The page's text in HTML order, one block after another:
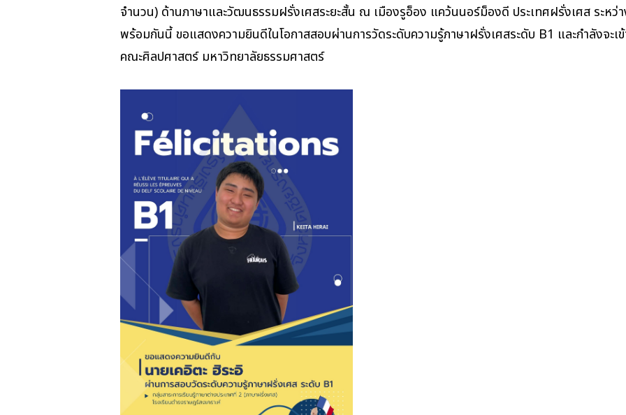
จำนวน) ด้านภาษาและวัฒนธรรมฝรั่งเศสระยะสั้น ณ เมืองรูอ็อง แคว้นนอร์ม็องดี ประเทศฝรั่งเศส ระห
พร้อมกันนี้ ขอแสดงความยินดีในโอกาสสอบผ่านการวัดระดับความรู้ภาษาฝรั่งเศสระดับ B1 และกำลังจะเ
คณะศิลปศาสตร์ มหาวิทยาลัยธรรมศาสตร์